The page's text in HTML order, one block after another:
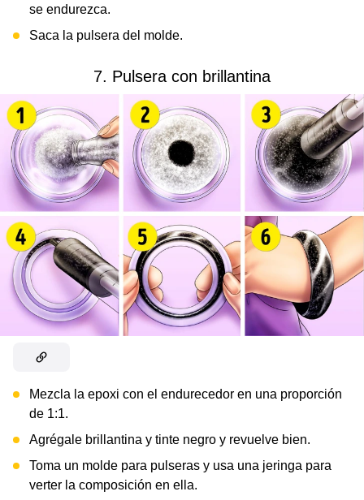
se endurezca.
Saca la pulsera del molde.
7. Pulsera con brillantina
Mezcla la epoxi con el endurecedor en una proporción
de 1:1.
Agrégale brillantina y tinte negro y revuelve bien.
Toma un molde para pulseras y usa una jeringa para
verter la composición en ella.